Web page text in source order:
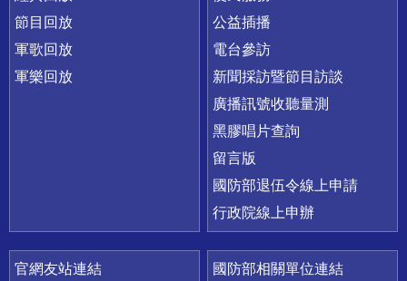
節目回放
軍歌回放
軍樂回放
公益插播
電台參訪
新聞採訪暨節目訪談
廣播訊號收聽量測
黑膠唱片查詢
留言版
國防部退伍令線上申請
行政院線上申辦
官網友站連結
國防部相關單位連結